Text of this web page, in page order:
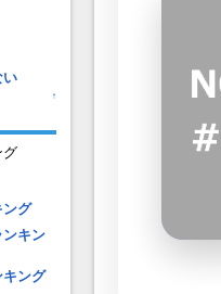
い
↑
グ
ング
ンキン
キング